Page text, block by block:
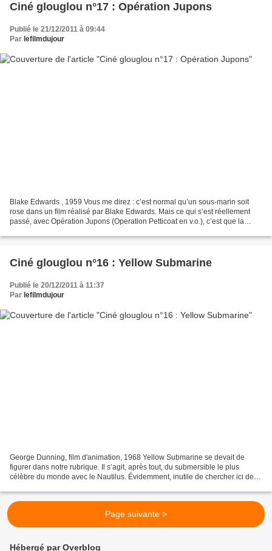
Ciné glouglou n°17 : Opération Jupons
Publié le 21/12/2011 à 09:44
Par lefilmdujour
Blake Edwards , 1959 Vous me direz : c’est normal qu’un sous-marin soit
rose dans un film réalisé par Blake Edwards. Mais ce qui s’est réellement
passé, avec Opération Jupons (Operation Petticoat en v.o.), c’est que la
Ciné glouglou n°16 : Yellow Submarine
Publié le 20/12/2011 à 11:37
Par lefilmdujour
George Dunning, film d'animation, 1968 Yellow Submarine se devait de
figurer dans notre rubrique. Il s’agit, après tout, du submersible le plus
célèbre du monde avec le Nautilus. Évidemment, inutile de chercher ici des
Page suivante >
Hébergé par Overblog